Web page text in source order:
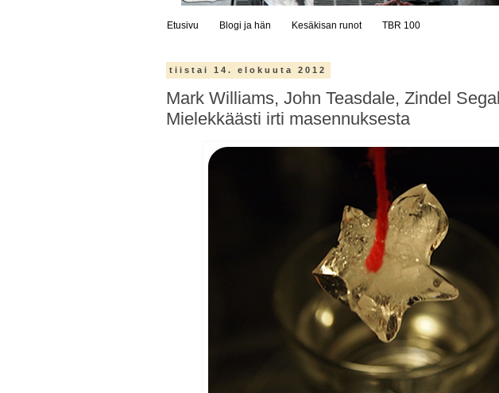
Etusivu Blogi ja hän Kesäkisan runot TBR 100
tiistai 14. elokuuta 2012
Mark Williams, John Teasdale, Zindel
Mielekkäästi irti masennuksesta